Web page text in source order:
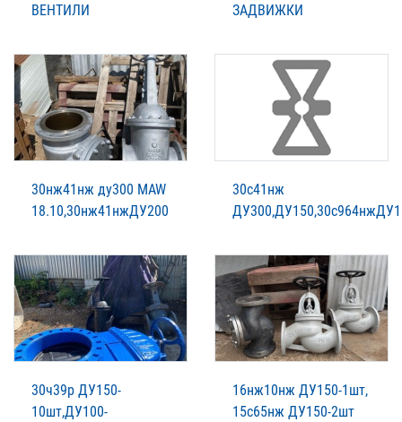
ВЕНТИЛИ ЗАДВИЖКИ
30нж41нж ду300 MAW
18.10,30нж41нжДУ200
30с41нж
30ч39р ДУ150-
10шт,ДУ100-
16нж10нж ДУ150-1шт,
15с65нж ДУ150-2шт